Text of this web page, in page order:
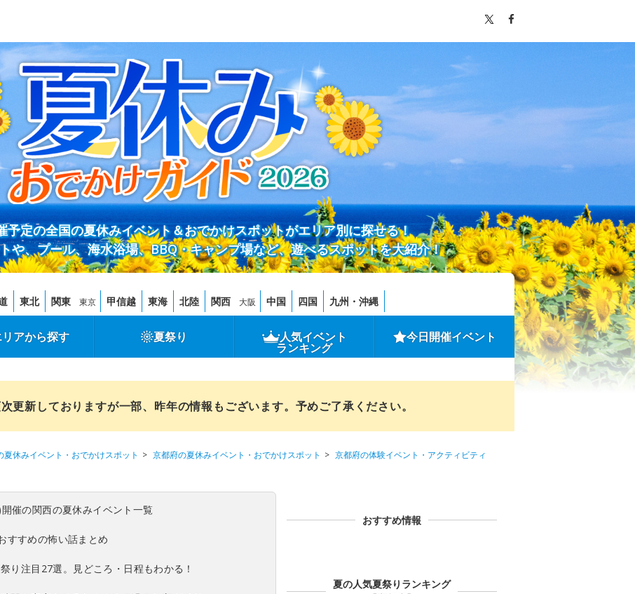
予定の全国の夏休みイベント＆おでかけスポットがエリア別に探せる！
や、プール、海水浴場、BBQ・キャンプ場など、遊べるスポットを大紹介！
東北 関東 東京 甲信越 東海 北陸 関西 大阪 中国 四国 九州・沖縄
リアから探す 夏祭り 人気イベント
ランキング
今日開催イベント
更新しておりますが一部、昨年の情報もございます。予めご了承ください。
夏休みイベント・おでかけスポット 京都府の夏休みイベント・おでかけスポット
京都府の体験イベント・アクティビティ
催の関西の夏休みイベント一覧
すすめの怖い話まとめ
り注目27選。見どころ・日程もわかる！
おすすめ情報
夏の人気夏祭りランキング